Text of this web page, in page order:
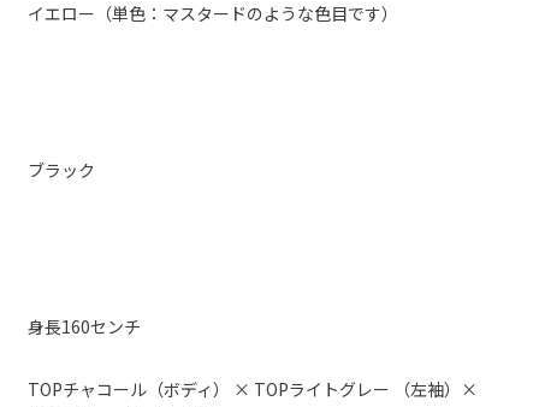
イエロー（単色：マスタードのような色目です）
ブラック
身長160センチ
TOPチャコール（ボディ） × TOPライトグレー （左袖）×